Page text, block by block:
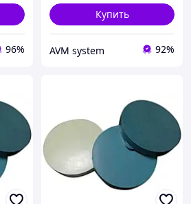
96%
Купить
AVM system 92%